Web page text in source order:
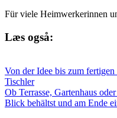
Für viele Heimwerkerinnen
Læs også:
Von der Idee bis zum
Tischler
Ob Terrasse, Gartenhaus
Blick behältst und am Ende